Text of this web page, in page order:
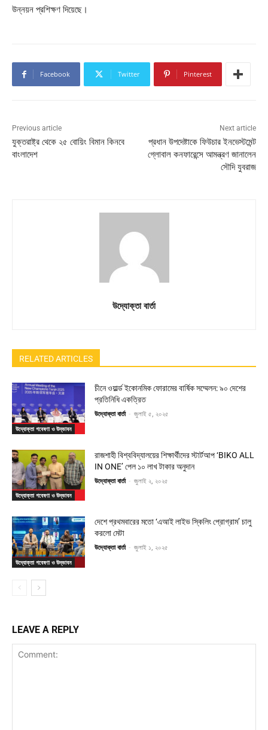
উন্নয়ন প্রশিক্ষণ দিয়েছে।
Facebook Twitter Pinterest
Previous article
যুক্তরাষ্ট্র থেকে ২৫ বোয়িং বিমান কিনবে
বাংলাদেশ
Next article
প্রধান উপদেষ্টাকে ফিউচার ইনভেস্টমেন্ট
গ্লোবাল কনফারেন্সে আমন্ত্রণ জানালেন
সৌদি যুবরাজ
উদ্যোক্তা বার্তা
RELATED ARTICLES
উদ্যোক্তা গবেষণা ও উদ্ভাবন
চীনে ওয়ার্ল্ড ইকোনমিক ফোরামের বার্ষিক সম্মেলন: ৯০ দেশের
প্রতিনিধি একত্রিত
উদ্যোক্তা বার্তা - জুলাই ৫, ২০২৫
উদ্যোক্তা গবেষণা ও উদ্ভাবন
রাজশাহী বিশ্ববিদ্যালয়ের শিক্ষার্থীদের স্টার্টআপ ‘BIKO ALL
IN ONE’ পেল ১০ লাখ টাকার অনুদান
উদ্যোক্তা বার্তা - জুলাই ২, ২০২৫
উদ্যোক্তা গবেষণা ও উদ্ভাবন
দেশে প্রথমবারের মতো ‘এআই লাইভ স্কিলিং প্রোগ্রাম’ চালু
করলো মেটা
উদ্যোক্তা বার্তা - জুলাই ১, ২০২৫
LEAVE A REPLY